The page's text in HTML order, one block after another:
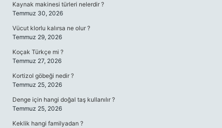
Kaynak makinesi türleri nelerdir ?
Temmuz 30, 2026
Vücut klorlu kalırsa ne olur ?
Temmuz 29, 2026
Koçak Türkçe mi ?
Temmuz 27, 2026
Kortizol göbeği nedir ?
Temmuz 25, 2026
Denge için hangi doğal taş kullanılır ?
Temmuz 25, 2026
Keklik hangi familyadan ?